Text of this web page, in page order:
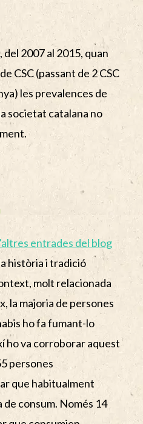
2007 al 2015, quan
CSC (passant de 2 CSC
les prevalences de
societat catalana no
entrades del blog
història i tradició
molt relacionada
la majoria de persones
ho fa fumant-lo
ho va corroborar aquest
persones
que habitualment
consum. Només 14